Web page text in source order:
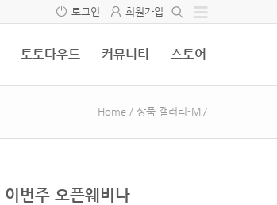
로그인 회원가입
토토다우드 커뮤니티 스토어
Home / 상품 갤러리-M7
이번주 오픈웨비나